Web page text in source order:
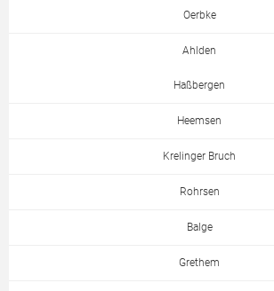
Oerbke
Ahlden
Haßbergen
Heemsen
Krelinger Bruch
Rohrsen
Balge
Grethem